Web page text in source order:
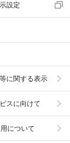
設定
に関する表示
スに向けて
について